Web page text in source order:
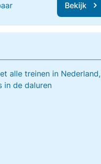
Bekijk
alle treinen in Nederland,
in de daluren